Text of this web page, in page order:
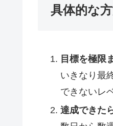
具体的な
目標を極限
いきなり最
できないレ
達成できた